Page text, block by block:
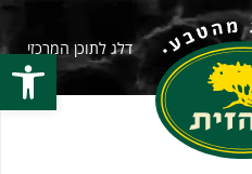
פתח
דלג לתוכן המרכזי